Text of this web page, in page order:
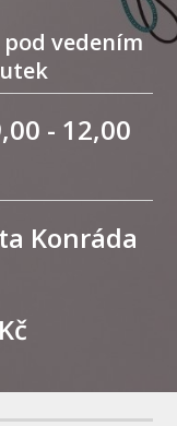
vedením
- 12,00
Konráda